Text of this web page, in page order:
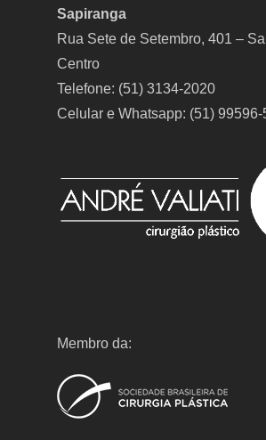
Sapiranga
Rua Sete de Setembro, 401 –
Centro
Telefone: (51) 3134-2020
Celular e Whatsapp: (51) 99596-
Membro da: